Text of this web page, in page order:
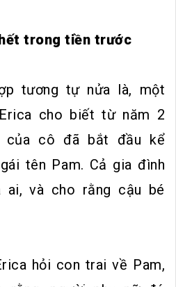
trong tiền trước
tương tự nửa là, một
cho biết từ năm 2
của cô đã bắt đầu kể
tên Pam. Cả gia đình
ai, và cho rằng cậu bé
hỏi con trai về Pam,